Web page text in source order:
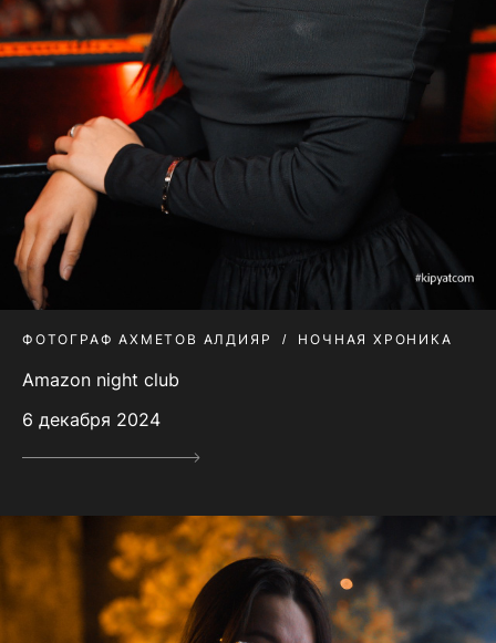
ФОТОГРАФ АХМЕТОВ АЛДИЯР НОЧНАЯ ХРОНИКА
Amazon night club
6 декабря 2024